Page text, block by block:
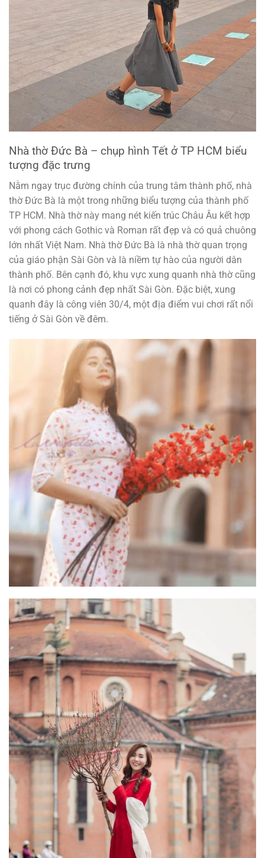
Nhà thờ Đức Bà – chụp hình Tết ở TP HCM biểu
tượng đặc trưng
Nằm ngay trục đường chính của trung tâm thành phố, nhà
thờ Đức Bà là một trong những biểu tượng của thành phố
TP HCM. Nhà thờ này mang nét kiến ​​trúc Châu Âu kết hợp
với phong cách Gothic và Roman rất đẹp và có quả chuông
lớn nhất Việt Nam. Nhà thờ Đức Bà là nhà thờ quan trọng
của giáo phận Sài Gòn và là niềm tự hào của người dân
thành phố. Bên cạnh đó, khu vực xung quanh nhà thờ cũng
là nơi có phong cảnh đẹp nhất Sài Gòn. Đặc biệt, xung
quanh đây là công viên 30/4, một địa điểm vui chơi rất nổi
tiếng ở Sài Gòn về đêm.